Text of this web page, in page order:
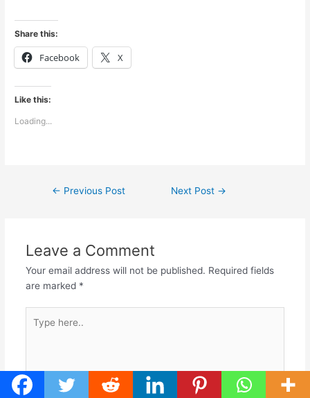
Share this:
Facebook X
Like this:
Loading...
← Previous Post Next Post →
Leave a Comment
Your email address will not be published. Required fields
are marked *
here..